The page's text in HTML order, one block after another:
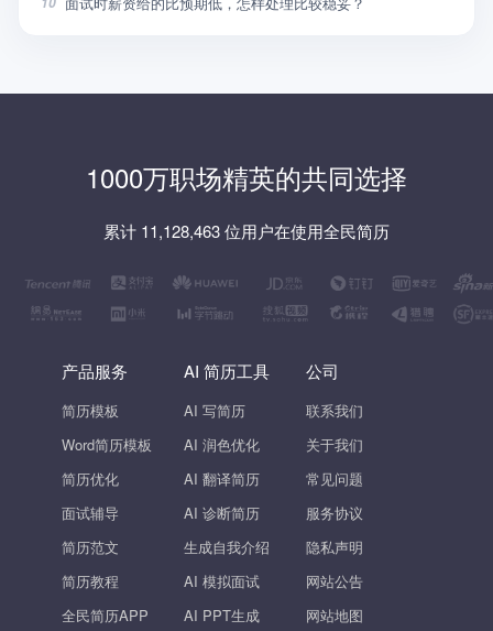
1000万职场精英的共同选择
累计 11,128,463 位用户在使用全民简历
产品服务
简历模板
Word简历模板
简历优化
面试辅导
简历范文
简历教程
全民简历APP
AI 简历工具
AI 写简历
AI 润色优化
AI 翻译简历
AI 诊断简历
生成自我介绍
AI 模拟面试
AI PPT生成
公司
联系我们
关于我们
常见问题
服务协议
隐私声明
网站公告
网站地图